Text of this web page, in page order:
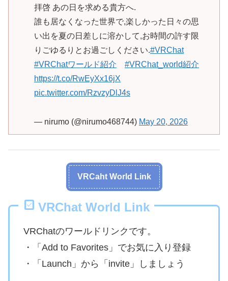
拝啓 あの日を求める貴方へ.
誰も居なくなった世界で,楽しかった日々の思
い出を夏の日差しに溶かして,お時間の許す限
りごゆるりとお過ごしください.#VRChat
#VRChatワールド紹介
#VRChat_world紹介
https://t.co/RwEyXx16jX
pic.twitter.com/RzvzyDlJ4s
— nirumo (@nirumo468744) May 20, 2026
VRCaht World Link
VRChat World Link
VRChatのワールドリンクです。
・「Add to Favorites」でお気に入り登録
・「Launch」から「invite」しましょう